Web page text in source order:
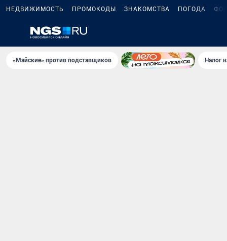
НЕДВИЖИМОСТЬ ПРОМОКОДЫ ЗНАКОМСТВА ПОГОДА
«Майские» против подставщиков Налог